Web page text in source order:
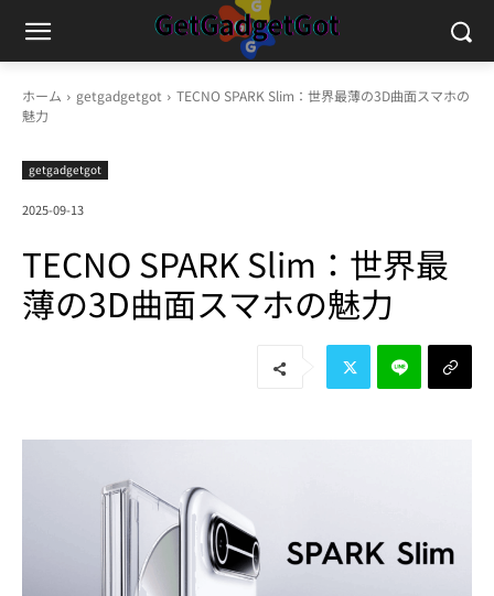
ホーム getgadgetgot
TECNO SPARK Slim：世界最薄の3D曲面スマホの
魅力
getgadgetgot
2025-09-13
TECNO SPARK Slim：世界最
薄の3D曲面スマホの魅力